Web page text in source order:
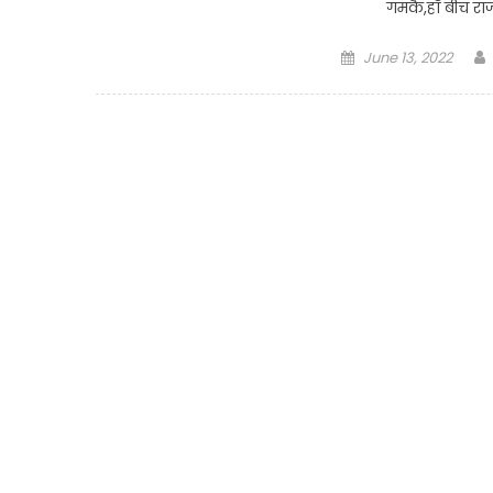
गमकै,हाँ बीच
Posted
June 13, 2022